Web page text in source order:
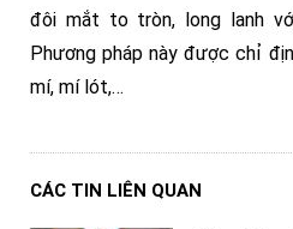
đôi mắt to tròn, long lanh
Phương pháp này được chỉ
mí, mí lót,…
CÁC TIN LIÊN QUAN